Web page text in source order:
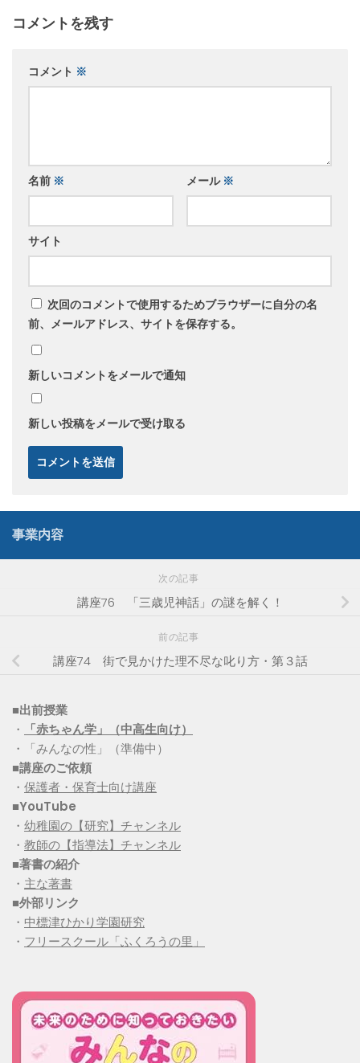
コメントを残す
コメント ※
名前 ※ メール ※
サイト
次回のコメントで使用するためブラウザーに自分の名
前、メールアドレス、サイトを保存する。
新しいコメントをメールで通知
新しい投稿をメールで受け取る
事業内容
次の記事
講座76 「三歳児神話」の謎を解く！
前の記事
講座74 街で見かけた理不尽な叱り方・第３話
■出前授業
・
「赤ちゃん学」（中高生向け）
・「みんなの性」（準備中）
■講座のご依頼
・ 保護者・保育士向け講座
■YouTube
・ 幼稚園の【研究】チャンネル
・ 教師の【指導法】チャンネル
■著書の紹介
・ 主な著書
■外部リンク
・ 中標津ひかり学園研究
・ フリースクール「ふくろうの里」